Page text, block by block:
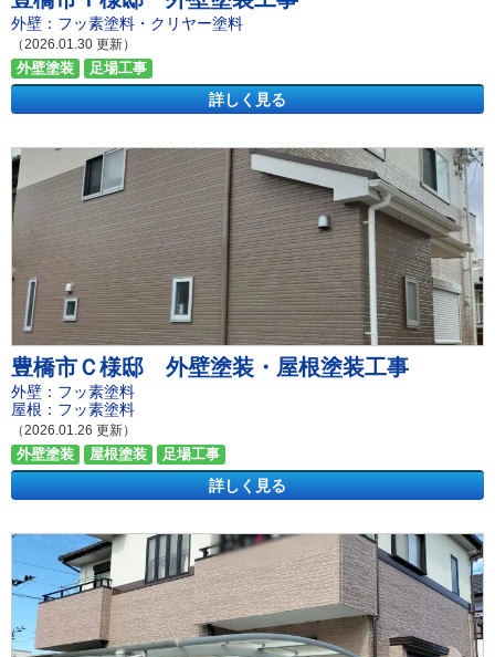
外壁：フッ素塗料・クリヤー塗料
（2026.01.30 更新）
詳しく見る
外壁塗装 足場工事
豊橋市Ｃ様邸 外壁塗装・屋根塗装工事
外壁：フッ素塗料
屋根：フッ素塗料
（2026.01.26 更新）
詳しく見る
外壁塗装 屋根塗装 足場工事